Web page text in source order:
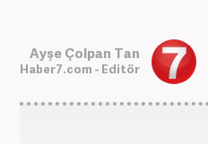
Ayşe Çolpan Tan
Haber7.com - Editör